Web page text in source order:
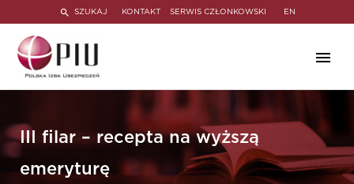
SZUKAJ KONTAKT SERWIS CZŁONKOWSKI EN
III filar – recepta na wyższą
emeryturę